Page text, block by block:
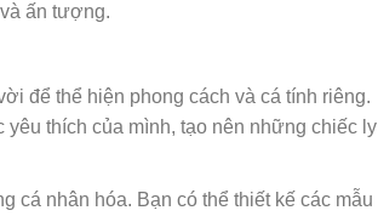
ấn tượng.
để thể hiện phong cách và cá tính riêng.
thích của mình, tạo nên những chiếc ly
cá nhân hóa. Bạn có thể thiết kế các mẫu